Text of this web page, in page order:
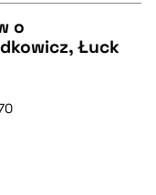
o
Łuck